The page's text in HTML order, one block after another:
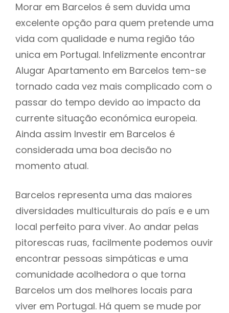
Morar em Barcelos é sem duvida uma
excelente opção para quem pretende uma
vida com qualidade e numa região táo
unica em Portugal. Infelizmente encontrar
Alugar Apartamento em Barcelos tem-se
tornado cada vez mais complicado com o
passar do tempo devido ao impacto da
currente situação económica europeia.
Ainda assim Investir em Barcelos é
considerada uma boa decisão no
momento atual.
Barcelos representa uma das maiores
diversidades multiculturais do país e e um
local perfeito para viver. Ao andar pelas
pitorescas ruas, facilmente podemos ouvir
encontrar pessoas simpáticas e uma
comunidade acolhedora o que torna
Barcelos um dos melhores locais para
viver em Portugal. Há quem se mude por